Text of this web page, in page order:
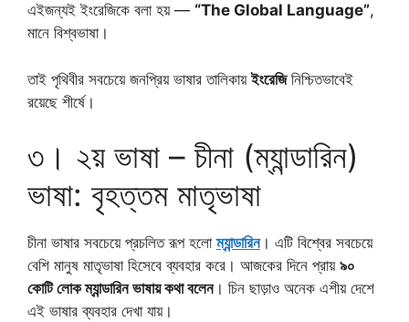
এইজন্যই ইংরেজিকে বলা হয় — “The Global Language”,
মানে বিশ্বভাষা।
তাই পৃথিবীর সবচেয়ে জনপ্রিয় ভাষার তালিকায়ইংরেজিনিশ্চিতভাবেই
রয়েছে শীর্ষে।
৩। ২য় ভাষা – চীনা (ম্যান্ডারিন)
ভাষা: বৃহত্তম মাতৃভাষা
চীনা ভাষার সবচেয়ে প্রচলিত রূপ হলোম্যান্ডারিন। এটি বিশ্বের সবচেয়ে
বেশি মানুষ মাতৃভাষা হিসেবে ব্যবহার করে। আজকের দিনে প্রায় ৯০
কোটি লোক ম্যান্ডারিন ভাষায় কথা বলেন। চিন ছাড়াও অনেক এশীয় দেশে
এই ভাষার ব্যবহার দেখা যায়।